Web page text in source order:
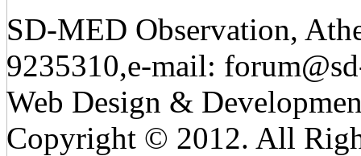
SD-MED Observation,
9235310,e-mail:
Web Design &
Copyright © 2012. All